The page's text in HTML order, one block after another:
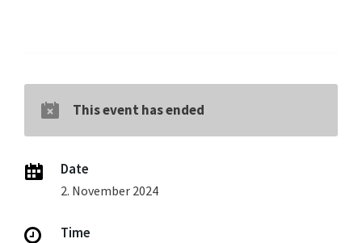
This event has ended
Date
2. November 2024
Time